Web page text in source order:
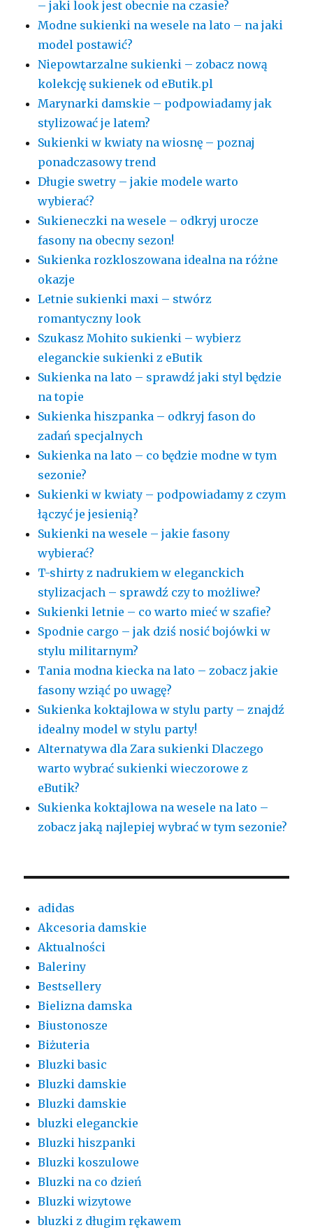
– jaki look jest obecnie na czasie?
Modne sukienki na wesele na lato – na jaki
model postawić?
Niepowtarzalne sukienki – zobacz nową
kolekcję sukienek od eButik.pl
Marynarki damskie – podpowiadamy jak
stylizować je latem?
Sukienki w kwiaty na wiosnę – poznaj
ponadczasowy trend
Długie swetry – jakie modele warto
wybierać?
Sukieneczki na wesele – odkryj urocze
fasony na obecny sezon!
Sukienka rozkloszowana idealna na różne
okazje
Letnie sukienki maxi – stwórz
romantyczny look
Szukasz Mohito sukienki – wybierz
eleganckie sukienki z eButik
Sukienka na lato – sprawdź jaki styl będzie
na topie
Sukienka hiszpanka – odkryj fason do
zadań specjalnych
Sukienka na lato – co będzie modne w tym
sezonie?
Sukienki w kwiaty – podpowiadamy z czym
łączyć je jesienią?
Sukienki na wesele – jakie fasony
wybierać?
T-shirty z nadrukiem w eleganckich
stylizacjach – sprawdź czy to możliwe?
Sukienki letnie – co warto mieć w szafie?
Spodnie cargo – jak dziś nosić bojówki w
stylu militarnym?
Tania modna kiecka na lato – zobacz jakie
fasony wziąć po uwagę?
Sukienka koktajlowa w stylu party – znajdź
idealny model w stylu party!
Alternatywa dla Zara sukienki Dlaczego
warto wybrać sukienki wieczorowe z
eButik?
Sukienka koktajlowa na wesele na lato –
zobacz jaką najlepiej wybrać w tym sezonie?
adidas
Akcesoria damskie
Aktualności
Baleriny
Bestsellery
Bielizna damska
Biustonosze
Biżuteria
Bluzki basic
Bluzki damskie
Bluzki damskie
bluzki eleganckie
Bluzki hiszpanki
Bluzki koszulowe
Bluzki na co dzień
Bluzki wizytowe
bluzki z długim rękawem